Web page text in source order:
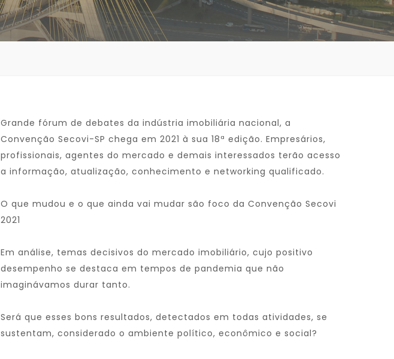
Grande fórum de debates da indústria imobiliária nacional, a
Convenção Secovi-SP chega em 2021 à sua 18ª edição. Empresários,
profissionais, agentes do mercado e demais interessados terão acesso
a informação, atualização, conhecimento e networking qualificado.
O que mudou e o que ainda vai mudar são foco da Convenção Secovi
2021
Em análise, temas decisivos do mercado imobiliário, cujo positivo
desempenho se destaca em tempos de pandemia que não
imaginávamos durar tanto.
Será que esses bons resultados, detectados em todas atividades, se
sustentam, considerado o ambiente político, econômico e social?